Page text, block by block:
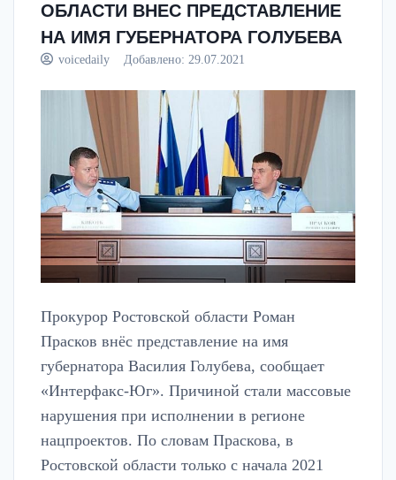
ОБЛАСТИ ВНЕС ПРЕДСТАВЛЕНИЕ
НА ИМЯ ГУБЕРНАТОРА ГОЛУБЕВА
voicedaily Добавлено: 29.07.2021
Прокурор Ростовской области Роман
Прасков внёс представление на имя
губернатора Василия Голубева, сообщает
«Интерфакс-Юг». Причиной стали массовые
нарушения при исполнении в регионе
нацпроектов. По словам Праскова, в
Ростовской области только с начала 2021